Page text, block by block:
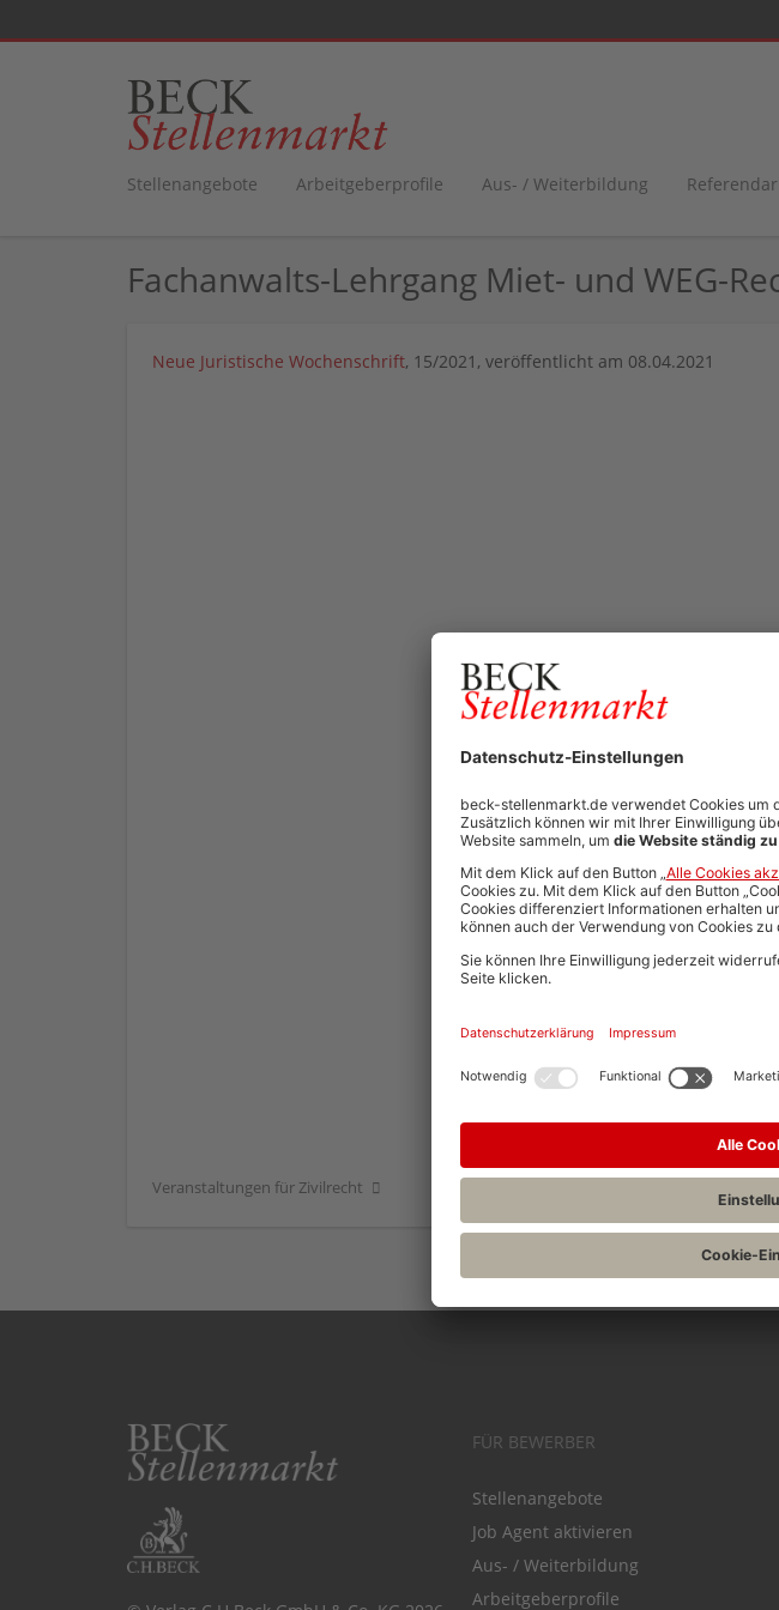
Stellenangebote Arbeitgeberprofile Aus- / Weiterbildung
Fachanwalts-Lehrgang Miet- und WEG-
Neue Juristische Wochenschrift, 15/2021, veröffentlicht am 08.04.2021
Veranstaltungen für Zivilrecht
FÜR BEWERBER
Stellenangebote
Job Agent aktivieren
Aus- / Weiterbildung
Arbeitgeberprofile